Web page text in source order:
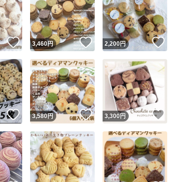
安心取引出品者 Yahoo!フリマの基準をクリ
取引実績
取引実績◯+ このユーザーはYahoo!フリ
他フリマ実績◯+ このユーザーは他フリマサ
スピード&安心発送
※このバッジは実績に基づく表示であり、発送を保証してい
スピード＆安心発送
このユーザーは高頻度で24
ます
この商品の情報をコピ
商品画像の無断転載は禁止されています
コピーは1商品につき1回 です
出品ページへ
キャンセル
いいね！
3,460円 いいね！
2,200円
いいね！
3,580円 いいね！
3,300 円